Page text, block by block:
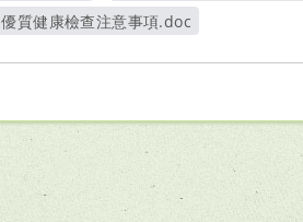
優質健康檢查注意事項.doc